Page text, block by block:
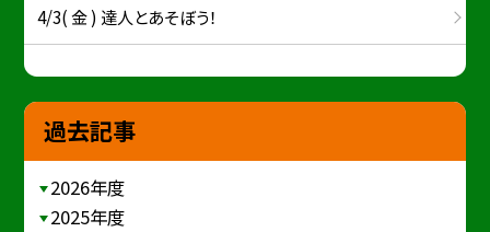
4/3( 金 ) 達人とあそぼう！
過去記事
2026年度
2025年度